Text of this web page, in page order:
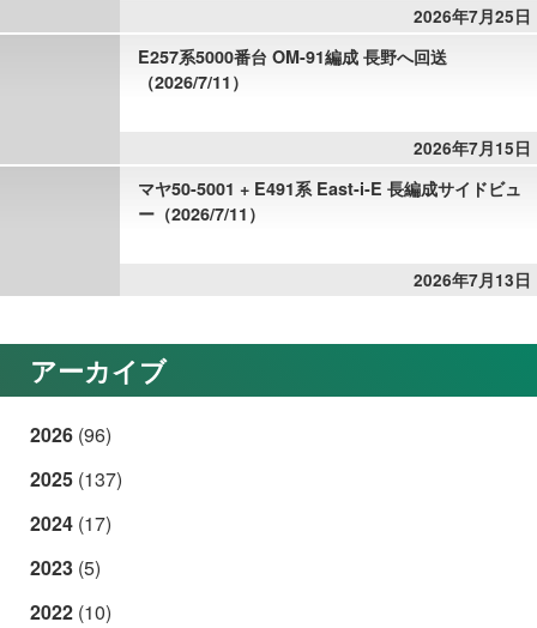
2026年7月25日
E257系5000番台 OM-91編成 長野へ回送
（2026/7/11）
2026年7月15日
マヤ50-5001 + E491系 East-i-E 長編成サイドビュ
ー（2026/7/11）
2026年7月13日
アーカイブ
2026 (96)
2025 (137)
2024 (17)
2023 (5)
2022 (10)